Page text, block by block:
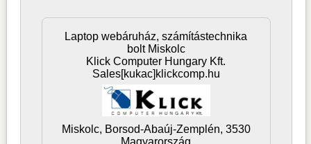
Laptop webáruház, számítástechnika
bolt Miskolc
Klick Computer Hungary Kft.
Sales[kukac]klickcomp.hu
Miskolc, Borsod-Abaúj-Zemplén, 3530
Magyarország